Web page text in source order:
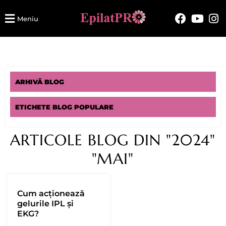
Meniu
ARHIVĂ BLOG
ETICHETE BLOG POPULARE
ARTICOLE BLOG DIN "2024"
"MAI"
Cum acționează
gelurile IPL și
EKG?